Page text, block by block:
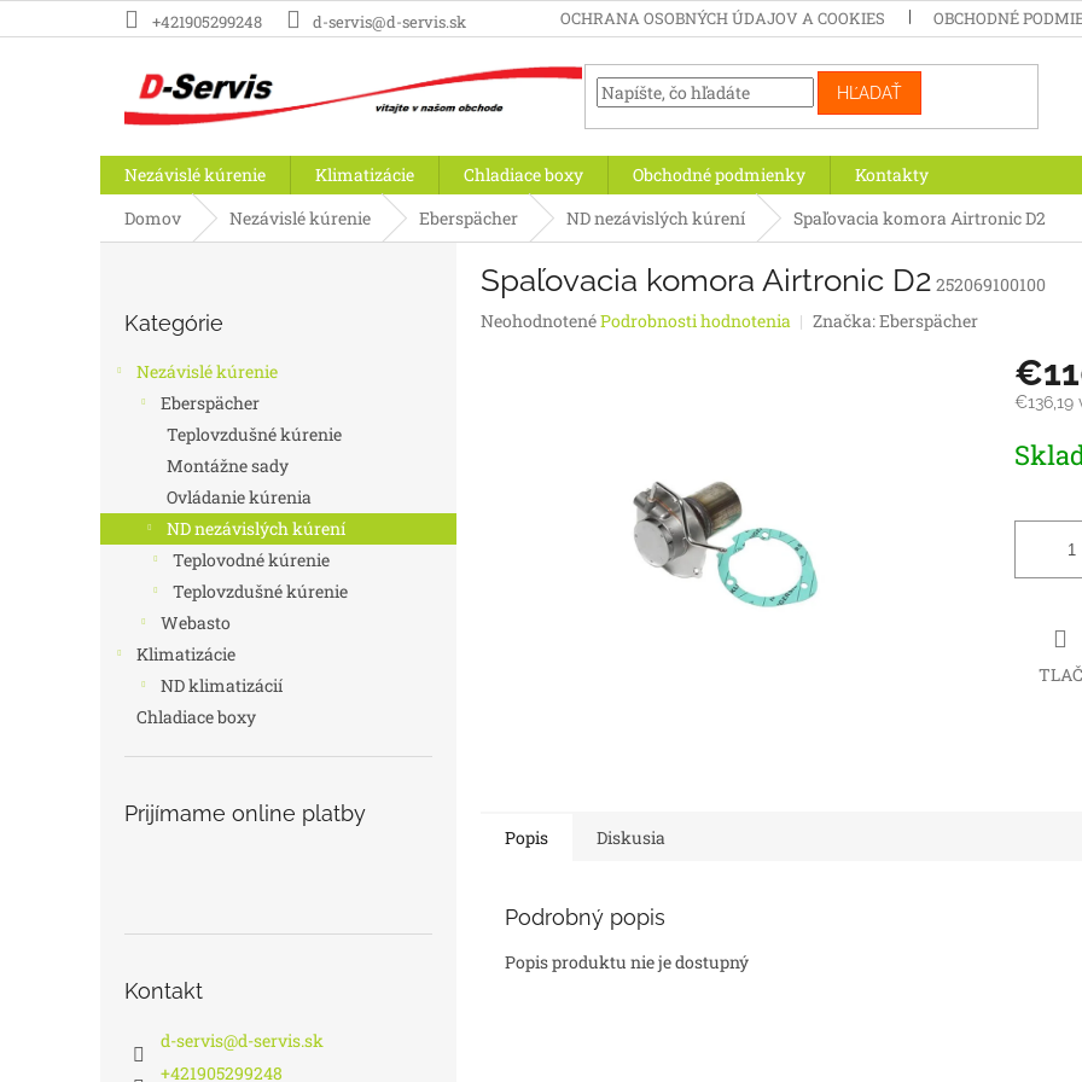
na
+421905299248 d-servis@d-servis.sk OCHRANA OSOBNÝCH ÚDAJOV A COOKIES OBCHODNÉ
HĽADAŤ
Nezávislé kúrenie Klimatizácie Chladiace boxy Obchodné podmienky
Kontakty
Domov
Nezávislé kúrenie Eberspächer ND nezávislých kúrení Spaľovacia komora Airtronic D2
kategórie
Kategórie
Nezávislé kúrenie
Eberspächer
Teplovzdušné kúrenie
Montážne sady
Ovládanie kúrenia
ND nezávislých kúrení
Teplovodné kúrenie
Teplovzdušné kúrenie
Webasto
Klimatizácie
ND klimatizácií
Chladiace boxy
Prijímame online platby
Kontakt
d-servis@d-servis.sk
+421905299248
Spaľovacia komora Airtronic D2 252069100100
Priemerné
NeohodnotenéPodrobnosti hodnotenia Značka:Eberspächer
€136,19
cena:
TLAČ
Popis Diskusia
Podrobný popis
Popis produktu nie je dostupný